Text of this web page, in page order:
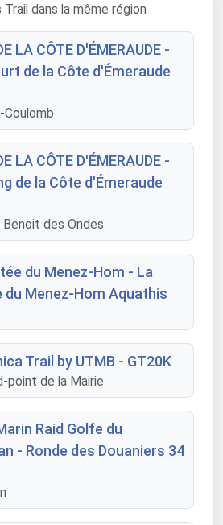
dans la même région
LA CÔTE D'ÉMERAUDE -
de la Côte d'Émeraude
Coulomb
LA CÔTE D'ÉMERAUDE -
de la Côte d'Émeraude
Benoit des Ondes
du Menez-Hom - La
du Menez-Hom Aquathis
Trail by UTMB - GT20K
point de la Mairie
Raid Golfe du
- Ronde des Douaniers 34